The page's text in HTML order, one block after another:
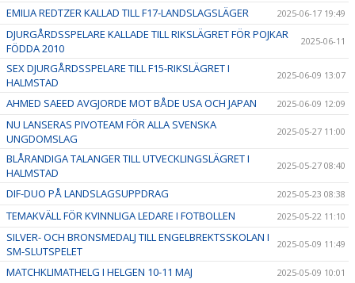
EMILIA REDTZER KALLAD TILL F17-LANDSLAGSLÄGER 2025-06-17 19:49
DJURGÅRDSSPELARE KALLADE TILL RIKSLÄGRET FÖR POJKAR
FÖDDA 2010
2025-06-11
SEX DJURGÅRDSSPELARE TILL F15-RIKSLÄGRET I
HALMSTAD
2025-06-09 13:07
AHMED SAEED AVGJORDE MOT BÅDE USA OCH JAPAN 2025-06-09 12:09
NU LANSERAS PIVOTEAM FÖR ALLA SVENSKA
UNGDOMSLAG
2025-05-27 11:00
BLÅRANDIGA TALANGER TILL UTVECKLINGSLÄGRET I
HALMSTAD
2025-05-27 08:40
DIF-DUO PÅ LANDSLAGSUPPDRAG 2025-05-23 08:38
TEMAKVÄLL FÖR KVINNLIGA LEDARE I FOTBOLLEN 2025-05-22 11:10
SILVER- OCH BRONSMEDALJ TILL ENGELBREKTSSKOLAN I
SM-SLUTSPELET
2025-05-09 11:49
MATCHKLIMATHELG I HELGEN 10-11 MAJ 2025-05-09 10:01